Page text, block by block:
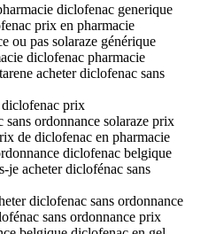
diclofenac generique
prix en pharmacie
ou pas solaraze générique
diclofenac pharmacie
acheter diclofenac sans
prix
sans ordonnance solaraze prix
de diclofenac en pharmacie
diclofenac belgique
je acheter diclofénac sans
diclofenac sans ordonnance
sans ordonnance prix